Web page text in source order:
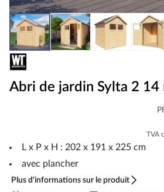
Abri de jardin Sylta 2 14
TVA
L x P x H : 202 x 191 x 225 cm
avec plancher
Plus d'informations sur le produit